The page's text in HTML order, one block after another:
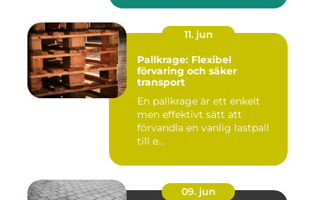
11. jun
Pallkrage: Flexibel
förvaring och säker
transport
En pallkrage är ett enkelt
men effektivt sätt att
förvandla en vanlig lastpall
till e...
09. jun